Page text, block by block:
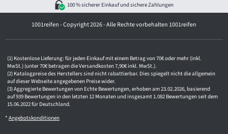
e
100 % sicherer Einkauf und sichere Zahlungen
1001reifen - Copyright 2026 - Alle Rechte vorbehalten 1001reifen
Kostenlose Lieferung: für jeden Einkauf mit einem Betrag von 70€ oder mehr (inkl.
MwSt.) (unter 70€ betragen die Versandkosten 7,90€ inkl. MwSt.).
Katalogpreise des Herstellers sind nicht rabattierbar. Dies spiegelt nicht die allgemein
auf dieser Webseite angegebenen Preise wider.
Aggregierte Bewertungen von Echte Bewertungen, erhoben am 23.02.2026, basierend
auf 939 Bewertungen in den letzten 12 Monaten und insgesamt 1.082 Bewertungen seit dem
15.06.2022 für Deutschland.
* Angebotskonditionen